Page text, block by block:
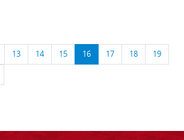
13 14 15 16 17 18 19